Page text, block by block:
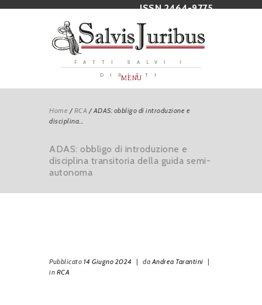
ISSN 2464-9775
FATTI SALVI I
DIRITTI
MENU
Home /RCA /ADAS: obbligo di introduzione e
disciplina...
ADAS: obbligo di introduzione e
disciplina transitoria della guida semi-
autonoma
Pubblicato 14 Giugno 2024 | daAndrea Tarantini |
in RCA